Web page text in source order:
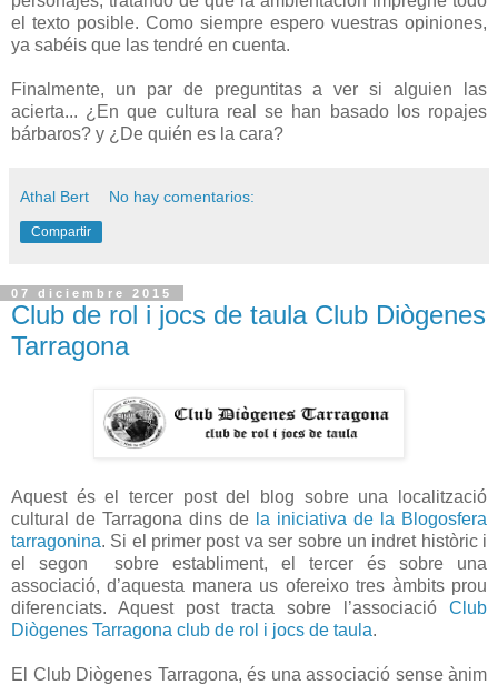
el texto posible. Como siempre espero vuestras opiniones,
ya sabéis que las tendré en cuenta.
Finalmente, un par de preguntitas a ver si alguien las
acierta... ¿En que cultura real se han basado los ropajes
bárbaros? y ¿De quién es la cara?
Athal Bert No hay comentarios:
Compartir
07 diciembre 2015
Club de rol i jocs de taula Club Diògenes
Tarragona
Aquest és el tercer post del blog sobre una localització
cultural de Tarragona dins de la iniciativa de la Blogosfera
tarragonina. Si el primer post va ser sobre un indret històric i
el segon sobre establiment, el tercer és sobre una
associació, d’aquesta manera us ofereixo tres àmbits prou
diferenciats. Aquest post tracta sobre l’associació Club
Diògenes Tarragona club de rol i jocs de taula.
El Club Diògenes Tarragona, és una associació sense ànim